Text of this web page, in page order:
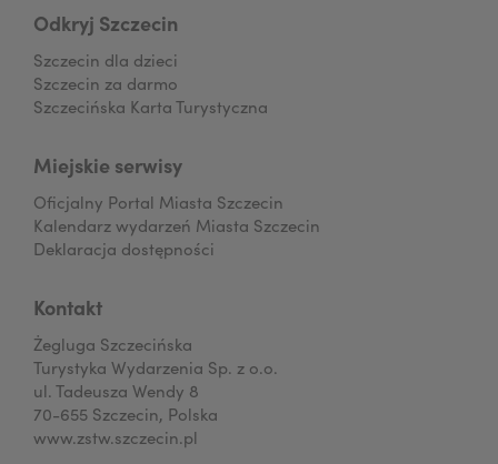
Odkryj Szczecin
Szczecin dla dzieci
Szczecin za darmo
Szczecińska Karta Turystyczna
Miejskie serwisy
Oficjalny Portal Miasta Szczecin
Kalendarz wydarzeń Miasta Szczecin
Deklaracja dostępności
Kontakt
Żegluga Szczecińska
Turystyka Wydarzenia Sp. z o.o.
ul. Tadeusza Wendy 8
70-655 Szczecin, Polska
www.zstw.szczecin.pl